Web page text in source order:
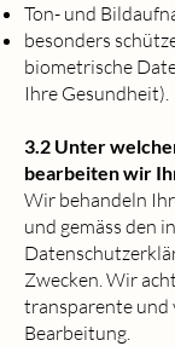
Ton- und
besonders
biometrische
Ihre Gesundheit).
3.2 Unter
bearbeiten wir
Wir behandeln
und gemäss den
Zwecken. Wir
transparente und
Bearbeitung.